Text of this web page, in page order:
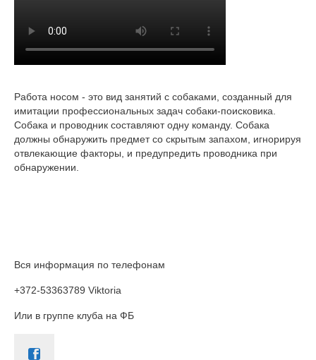
Работа носом - это вид занятий с собаками, созданный для
имитации профессиональных задач собаки-поисковика.
Собака и проводник составляют одну команду. Собака
должны обнаружить предмет со скрытым запахом, игнорируя
отвлекающие факторы, и предупредить проводника при
обнаружении.
Вся информация по телефонам
+372-53363789 Viktoria
Или в группе клуба на ФБ